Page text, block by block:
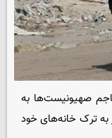
صهیونیست‌ها به
به ترک خانه‌های خود